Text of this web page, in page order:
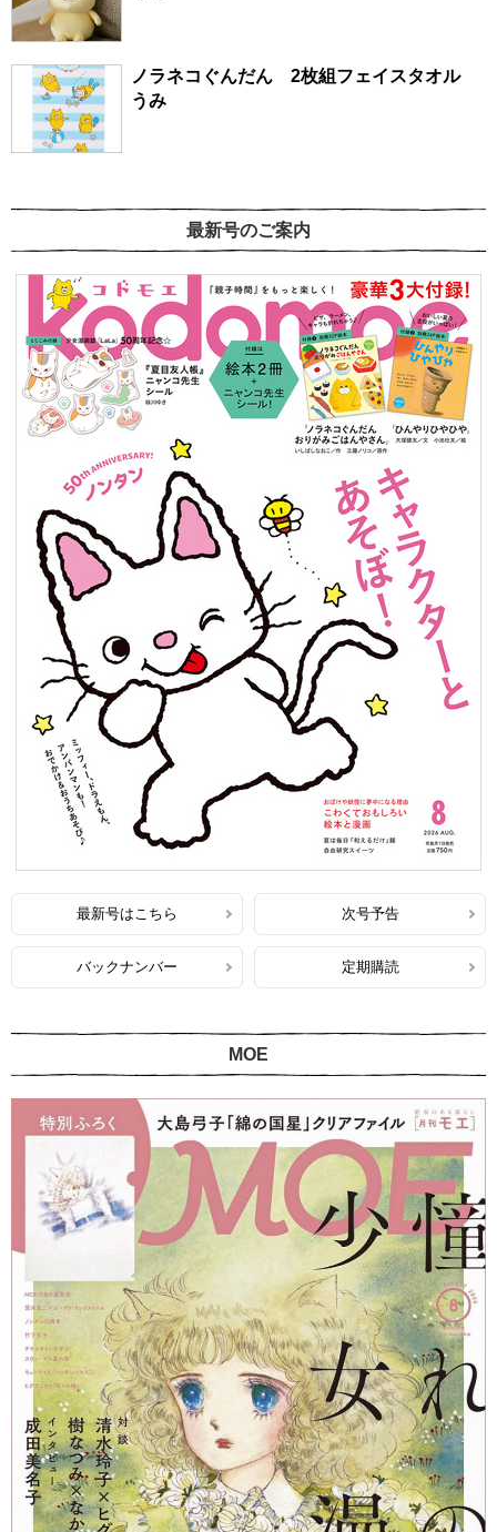
ノラネコぐんだん 2枚組フェイスタオル
うみ
最新号のご案内
最新号はこちら 次号予告
バックナンバー 定期購読
MOE